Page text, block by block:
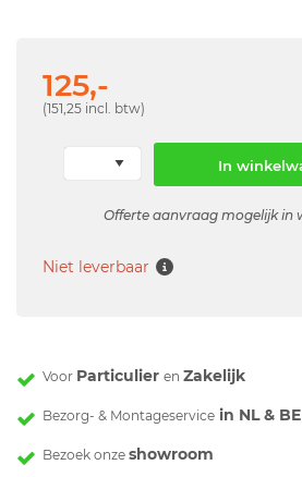
125,-
(151,25 incl. btw)
In
Offerte aanvraag mogelijk in
Niet leverbaar
Voor Particulier en Zakelijk
Bezorg- & Montageservice in NL & BE
Bezoek onze showroom